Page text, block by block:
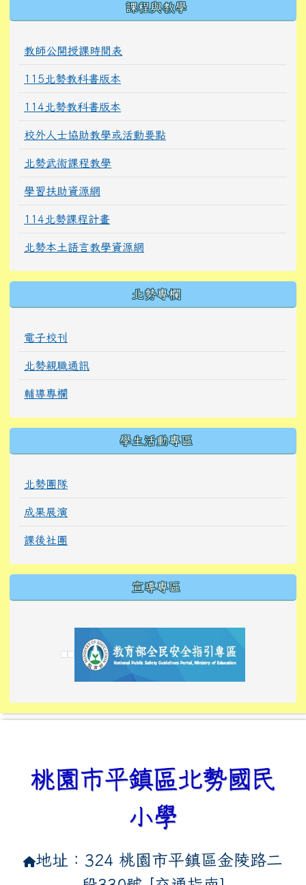
課程與教學
教師公開授課時間表
115北勢教科書版本
114北勢教科書版本
校外人士協助教學或活動要點
北勢武術課程教學
學習扶助資源網
114北勢課程計畫
北勢本土語言教學資源網
北勢專欄
電子校刊
北勢親職通訊
輔導專欄
學生活動專區
北勢團隊
成果展演
課後社團
宣導專區
link to https://
link to https://10000.gov.tw/
link to https://
link to https://10000.gov.tw/
link to https://
link to https://
link to https://i.win.org.tw/
link to https://
link to https://
link to https://
link to https://
桃園市平鎮區北勢國民
小學
地址：324 桃園市平鎮區金陵路二